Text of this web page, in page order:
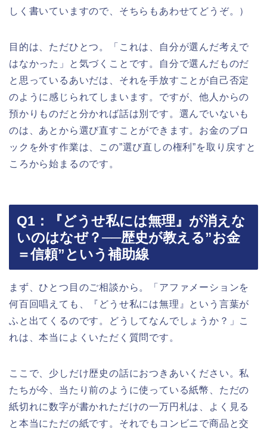
しく書いていますので、そちらもあわせてどうぞ。）
目的は、ただひとつ。「これは、自分が選んだ考えで
はなかった」と気づくことです。自分で選んだものだ
と思っているあいだは、それを手放すことが自己否定
のように感じられてしまいます。ですが、他人からの
預かりものだと分かれば話は別です。選んでいないも
のは、あとから選び直すことができます。お金のブロ
ックを外す作業は、この”選び直しの権利”を取り戻すと
ころから始まるのです。
Q1：『どうせ私には無理』が消えな
いのはなぜ？──歴史が教える”お金
＝信頼”という補助線
まず、ひとつ目のご相談から。「アファメーションを
何百回唱えても、『どうせ私には無理』という言葉が
ふと出てくるのです。どうしてなんでしょうか？」こ
れは、本当によくいただく質問です。
ここで、少しだけ歴史の話におつきあいください。私
たちが今、当たり前のように使っている紙幣、ただの
紙切れに数字が書かれただけの一万円札は、よく見る
と本当にただの紙です。それでもコンビニで商品と交